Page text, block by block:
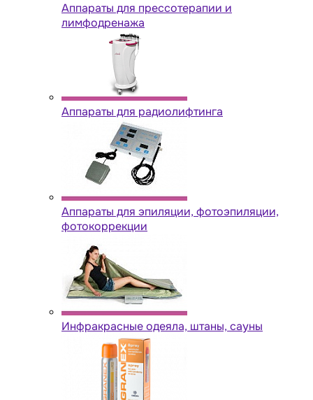
Аппараты для прессотерапии и
лимфодренажа
Аппараты для радиолифтинга
Аппараты для эпиляции, фотоэпиляции,
фотокоррекции
Инфракрасные одеяла, штаны, сауны